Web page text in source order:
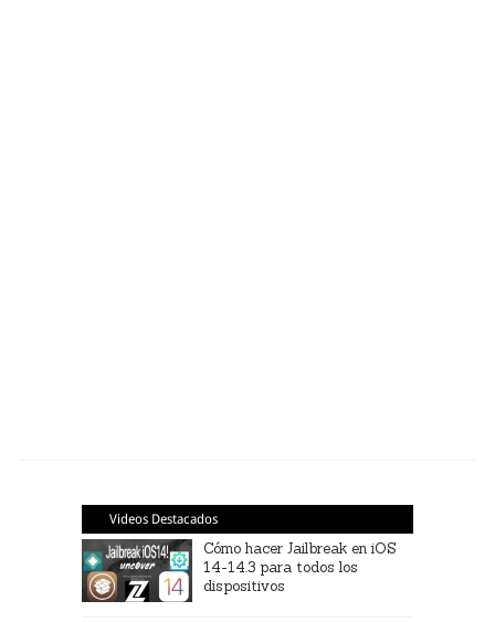
Videos Destacados
Cómo hacer Jailbreak en iOS
14-14.3 para todos los
dispositivos